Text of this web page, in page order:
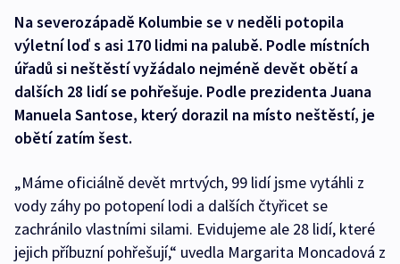
Na severozápadě Kolumbie se v neděli potopila
výletní loď s asi 170 lidmi na palubě. Podle místních
úřadů si neštěstí vyžádalo nejméně devět obětí a
dalších 28 lidí se pohřešuje. Podle prezidenta Juana
Manuela Santose, který dorazil na místo neštěstí, je
obětí zatím šest.
„Máme oficiálně devět mrtvých, 99 lidí jsme vytáhli z
vody záhy po potopení lodi a dalších čtyřicet se
zachránilo vlastními silami. Evidujeme ale 28 lidí, které
jejich příbuzní pohřešují,“ uvedla Margarita Moncadová z